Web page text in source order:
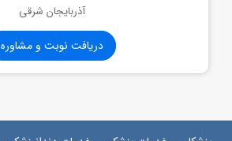
آذربایجان شرقی
دریافت نوبت و مشاوره